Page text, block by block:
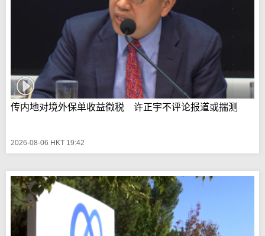
传内地对境外保单收益徵税 许正宇不评论报道或揣测
2026-08-06 HKT 19:42